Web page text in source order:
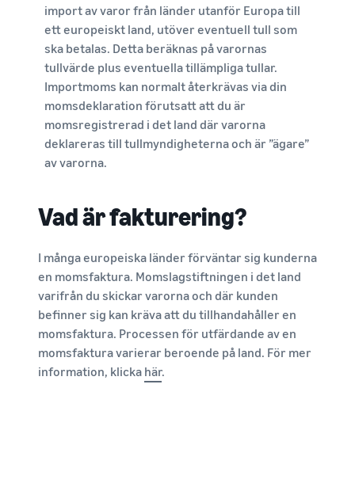
import av varor från länder utanför Europa till
ett europeiskt land, utöver eventuell tull som
ska betalas. Detta beräknas på varornas
tullvärde plus eventuella tillämpliga tullar.
Importmoms kan normalt återkrävas via din
momsdeklaration förutsatt att du är
momsregistrerad i det land där varorna
deklareras till tullmyndigheterna och är ”ägare”
av varorna.
Vad är fakturering?
I många europeiska länder förväntar sig kunderna
en momsfaktura. Momslagstiftningen i det land
varifrån du skickar varorna och där kunden
befinner sig kan kräva att du tillhandahåller en
momsfaktura. Processen för utfärdande av en
momsfaktura varierar beroende på land. För mer
information, klicka här.